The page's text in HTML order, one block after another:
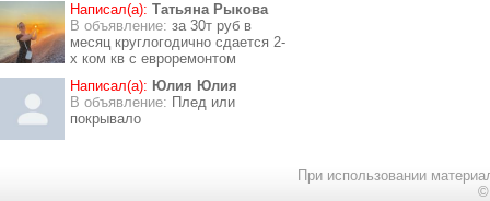
Написал(а): Татьяна Рыкова
В объявление: за 30т руб в
месяц круглогодично сдается 2-
х ком кв с евроремонтом
Написал(а): Юлия Юлия
В объявление: Плед или
покрывало
При использовании